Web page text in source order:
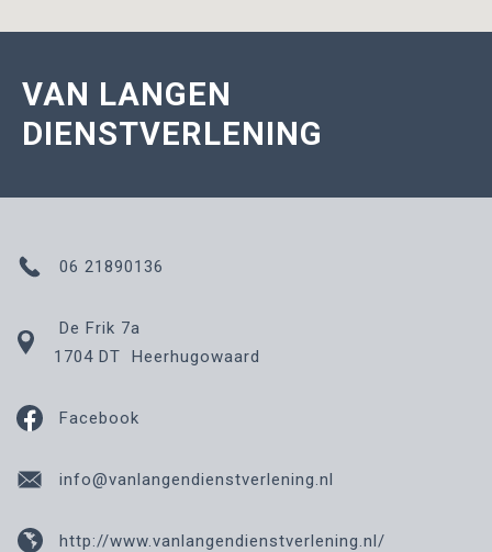
VAN LANGEN
DIENSTVERLENING
06 21890136
De Frik 7a
1704 DT Heerhugowaard
Facebook
info@vanlangendienstverlening.nl
http://www.vanlangendienstverlening.nl/